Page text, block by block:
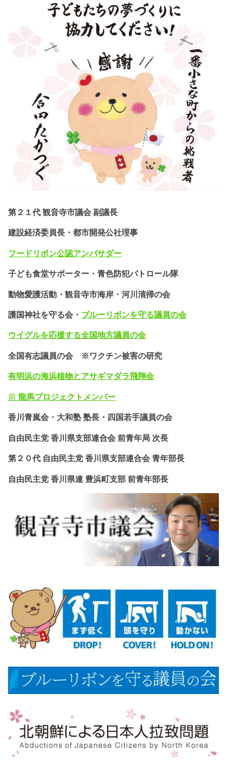
第２１代 観音寺市議会 副議長
建設経済委員長・都市開発公社理事
フードリボン公認アンバサダー
子ども食堂サポーター・青色防犯パトロール隊
動物愛護活動・観音寺市海岸・河川清掃の会
護国神社を守る会・ ブルーリボンを守る議員の会
ウイグルを応援する全国地方議員の会
全国有志議員の会 ※ワクチン被害の研究
有明浜の海浜植物とアサギマダラ飛翔会
前 龍馬プロジェクトメンバー
香川青嵐会・ 大和塾 塾長・四国若手議員の会
自由民主党 香川県支部連合会 前青年局 次長
第２０代 自由民主党 香川県支部連合会 青年部長
自由民主党 香川県連 豊浜町支部 前青年部長